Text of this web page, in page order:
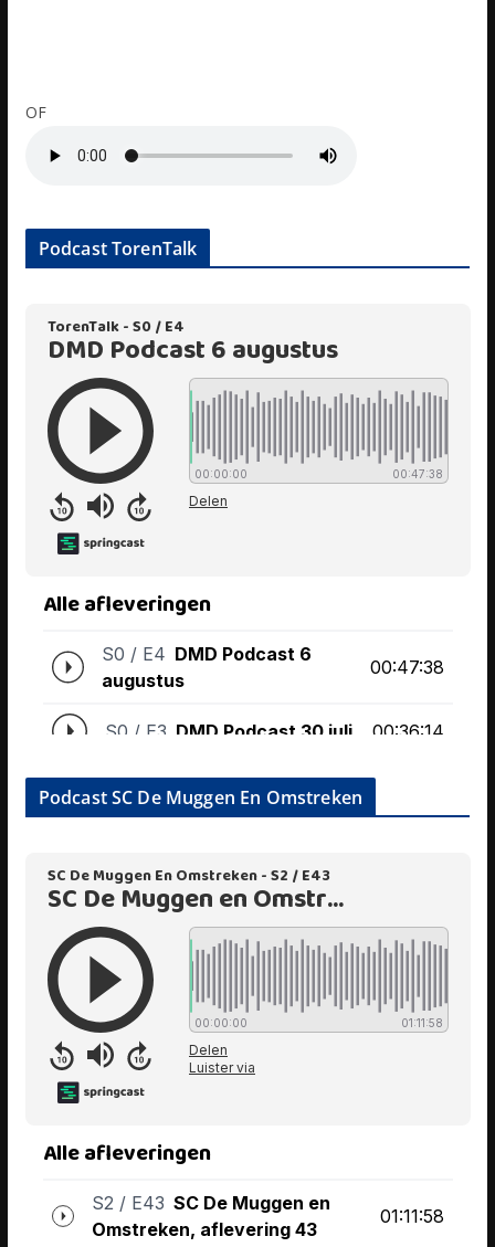
OF
Podcast TorenTalk
Podcast SC De Muggen En Omstreken